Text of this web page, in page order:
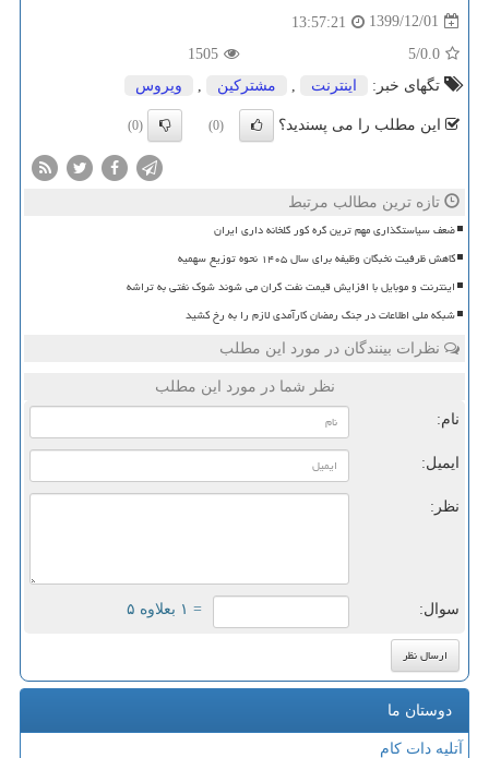
1399/12/01
13:57:21
0.0
/5
1505
تگهای خبر:
اینترنت مشتركین ویروس
این مطلب را می پسندید؟ (0)
(0)
تازه ترین مطالب مرتبط
ضعف سیاستگذاری مهم ترین گره کور گلخانه داری ایران
کاهش ظرفیت نخبگان وظیفه برای سال ۱۴۰۵ نحوه توزیع سهمیه
اینترنت و موبایل با افزایش قیمت نفت گران می شوند شوک نفتی به تراشه
شبکه ملی اطلاعات در جنگ رمضان کارآمدی لازم را به رخ کشید
نظرات بینندگان در مورد این مطلب
نظر شما در مورد این مطلب
نام:
ایمیل:
نظر:
سوال: = ۱ بعلاوه ۵
دوستان ما
آتلیه دات کام